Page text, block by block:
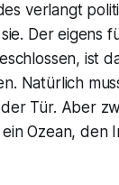
verlangt
Der eigens
ist
Natürlich
Tür. Aber
Ozean, den